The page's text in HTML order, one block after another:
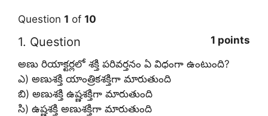
Question 1 of 10
1. Question
1 points
అణు రియాక్టర్లలో శక్తి పరివర్తనం ఏ విధంగా ఉంటుంది?
ఎ) అణుశక్తి యాంత్రికశక్తిగా మారుతుంది
బి) అణుశక్తి ఉష్ణశక్తిగా మారుతుంది
సి) ఉష్ణశక్తి అణుశక్తిగా మారుతుంది